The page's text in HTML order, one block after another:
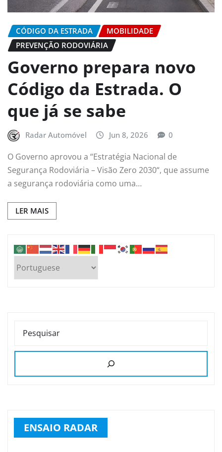
CÓDIGO DA ESTRADA
MOBILIDADE
PREVENÇÃO RODOVIÁRIA
Governo prepara novo
Código da Estrada. O
que já se sabe
Radar Automóvel Jun 8, 2026 0
O Governo aprovou a “Estratégia Nacional de
Segurança Rodoviária – Visão Zero 2030“, que assume
a segurança rodoviária como uma…
LER MAIS
PESQUISAR
ENSAIO RADAR